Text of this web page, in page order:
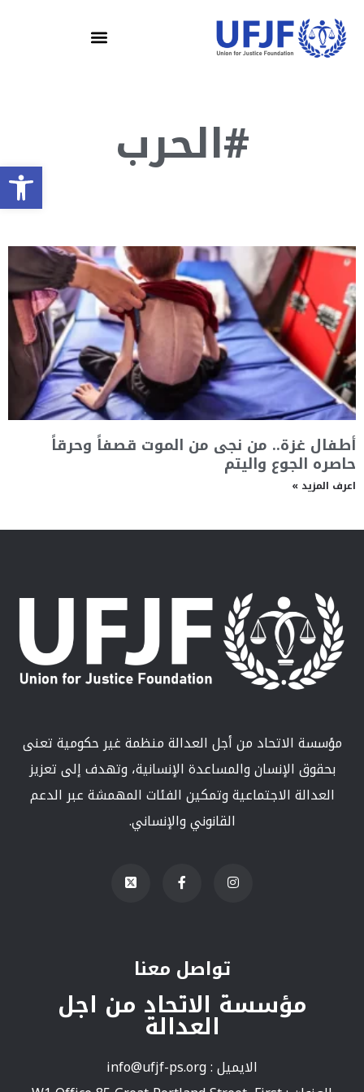
#الحرب
أطفال غزة.. من نجى من الموت قصفاً وحرقاً
حاصره الجوع واليتم
اعرف المزيد »
مؤسسة الاتحاد من أجل العدالة منظمة غير حكومية تعنى
بحقوق الإنسان والمساعدة الإنسانية، وتهدف إلى تعزيز
العدالة الاجتماعية وتمكين الفئات المهمشة عبر الدعم
القانوني والإنساني.
تواصل معنا
مؤسسة الاتحاد من اجل
العدالة
الايميل :info@ufjf-ps.org